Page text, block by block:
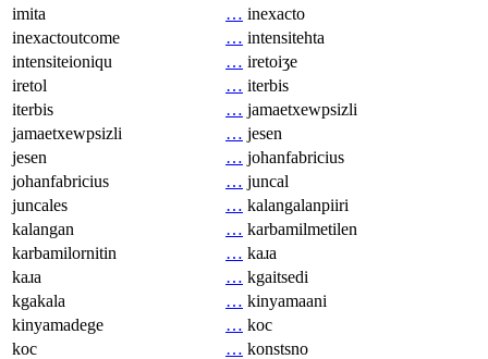
imita
… inexacto
inexactoutcome
… intensitehta
intensiteioniqu
… iretoiʒe
iretol
… iterbis
iterbis
… jamaetxewpsizli
jamaetxewpsizli
… jesen
jesen
… johanfabricius
johanfabricius
… juncal
juncales
… kalangalanpiiri
kalangan
… karbamilmetilen
karbamilornitin
… kaɹa
kaɹa
… kgaitsedi
kgakala
… kinyamaani
kinyamadege
… koc
koc
… konstsno